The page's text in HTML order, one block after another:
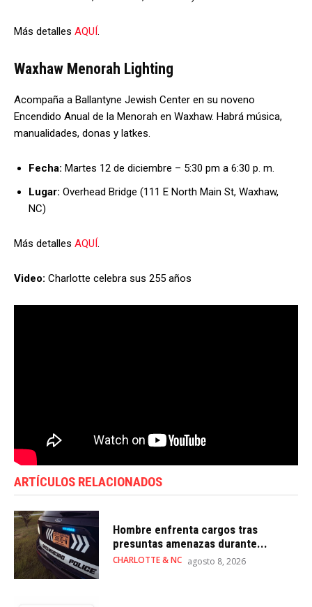
Más detalles AQUÍ .
Waxhaw Menorah Lighting
Acompaña a Ballantyne Jewish Center en su noveno
Encendido Anual de la Menorah en Waxhaw. Habrá música,
manualidades, donas y latkes.
Fecha: Martes 12 de diciembre – 5:30 pm a 6:30 p. m.
Lugar: Overhead Bridge (111 E North Main St, Waxhaw,
NC)
Más detalles AQUÍ .
Video: Charlotte celebra sus 255 años
ARTÍCULOS RELACIONADOS
Hombre enfrenta cargos tras
presuntas amenazas durante...
CHARLOTTE & NC agosto 8, 2026